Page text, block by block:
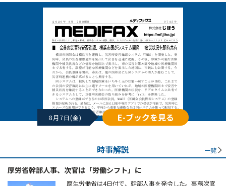
8月7日(金) E-ブックを見る
時事解説 一覧
厚労省幹部人事、次官は「労働シフト」に
厚生労働省は4日付で、幹部人事を発令した。事務次官